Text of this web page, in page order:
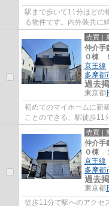
駅まで歩いて11分ほどの
る物件です。内外装共に
社は知識とノウハウを活
売買｜
仲介手
０棟
京王線
多摩都
過去
東京都
初めてのマイホームに新
ことのできる、駅徒歩11
れば、当社スタッフまで
売買｜
仲介手
０棟
京王線
多摩都
過去
東京都
徒歩11分で駅へのアクセ